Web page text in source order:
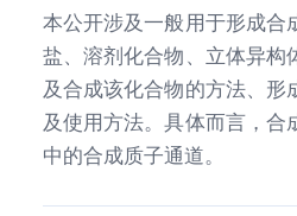
本公开涉及一般用于形成合
盐、溶剂化合物、立体异构
及合成该化合物的方法、形
及使用方法。具体而言，合
中的合成质子通道。